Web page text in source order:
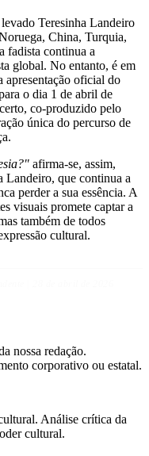
Teresinha Landeiro
China, Turquia,
fadista continua a
global. No entanto, é em
apresentação oficial do
o dia 1 de abril de
co-produzido pelo
única do percurso de
afirma-se, assim,
Landeiro, que continua a
perder a sua essência. A
visuais promete captar a
também de todos
cultural.
nossa redação.
corporativo ou estatal.
Análise crítica da
cultural.